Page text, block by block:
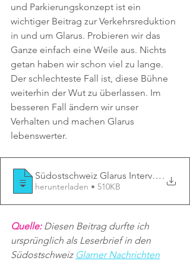
und Parkierungskonzept ist ein
wichtiger Beitrag zur Verkehrsreduktion
in und um Glarus. Probieren wir das
Ganze einfach eine Weile aus. Nichts
getan haben wir schon viel zu lange.
Der schlechteste Fall ist, diese Bühne
weiterhin der Wut zu überlassen. Im
besseren Fall ändern wir unser
Verhalten und machen Glarus
lebenswerter.
Südostschweiz Glarus Interviews
.
herunterladen • 510KB
Quelle: Diesen Beitrag durfte ich
ursprünglich als Leserbrief in den
Südostschweiz Glarner Nachrichten